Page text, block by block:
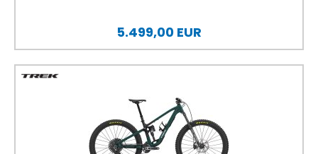
5.499,00 EUR